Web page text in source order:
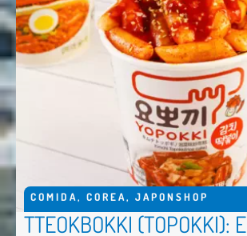
COMIDA, COREA, JAPONSHOP
TTEOKBOKKI (TOPOKKI):